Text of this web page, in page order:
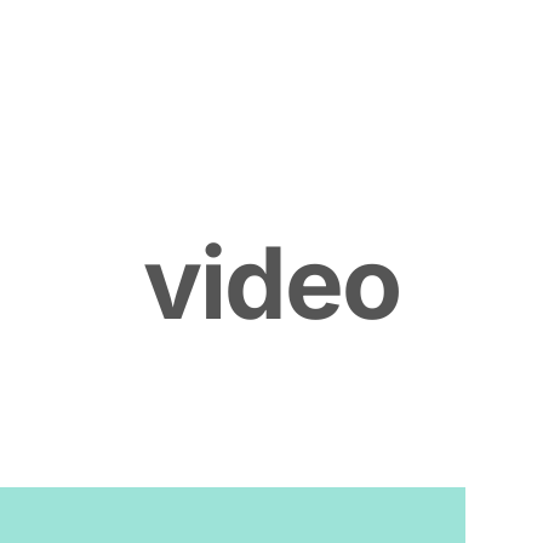
video